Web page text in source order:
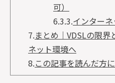
可）
6.3.3.インター
7.まとめ｜VDSLの限
ネット環境へ
8.この記事を読んだ方